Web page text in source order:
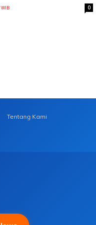
0
Tentang Kami